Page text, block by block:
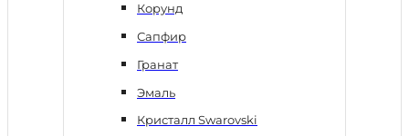
Корунд
Сапфир
Гранат
Эмаль
Кристалл Swarovski